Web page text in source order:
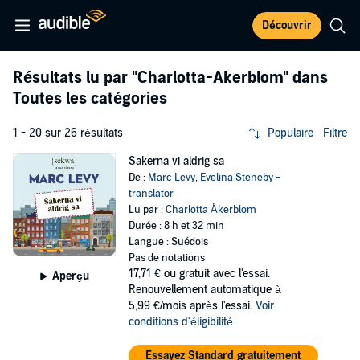
Découvrir
Résultats lu par "Charlotta-Akerblom" dans
Toutes les catégories
1 - 20 sur 26 résultats Populaire Filtre
Aperçu
Sakerna vi aldrig sa
De : Marc Levy, Evelina Steneby -
translator
Lu par :Charlotta Åkerblom
Durée : 8 h et 32 min
Langue : Suédois
Pas de notations
17,71 € ou gratuit avec l'essai.
Renouvellement automatique à
5,99 €/mois après l'essai. Voir
conditions d'éligibilité
Essayez Standard gratuitement